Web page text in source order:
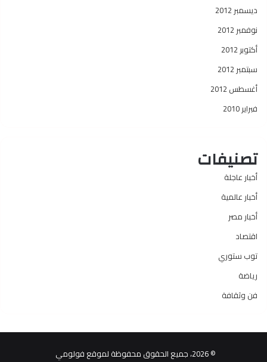
ديسمبر 2012
نوفمبر 2012
أكتوبر 2012
سبتمبر 2012
أغسطس 2012
فبراير 2010
تصنيفات
أخبار عاجلة
أخبار عالمية
أخبار مصر
اقتصاد
توب ستوري
رياضة
فن وثقافة
© 2026، جميع الحقوق محفوظة لموقع فولومي